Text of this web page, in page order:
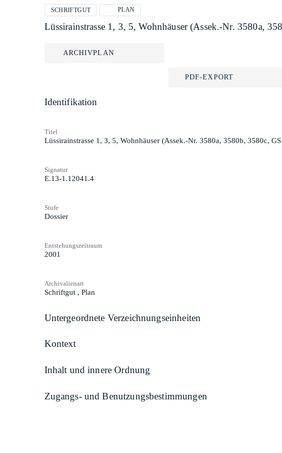
SCHRIFTGUT PLAN
Lüssirainstrasse 1, 3, 5, Wohnhäuser (Assek.-Nr. 3580a,
ARCHIVPLAN
PDF-EXPORT
Identifikation
Titel
Lüssirainstrasse 1, 3, 5, Wohnhäuser (Assek.-Nr. 3580a, 3580b, 3580c,
Signatur
E.13-1.12041.4
Stufe
Dossier
Entstehungszeitraum
2001
Archivalienart
Schriftgut , Plan
Untergeordnete Verzeichnungseinheiten
Kontext
Inhalt und innere Ordnung
Zugangs- und Benutzungsbestimmungen